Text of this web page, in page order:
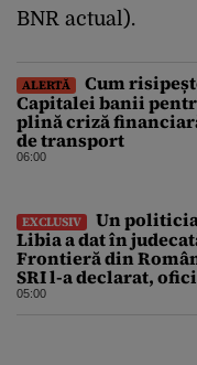
BNR actual).
ALERTĂ
Cum
Capitalei banii
plină criză
de transport
06:00
EXCLUSIV
Un
Libia a dat în
Frontieră din
SRI l-a declarat,
ISIS
05:00